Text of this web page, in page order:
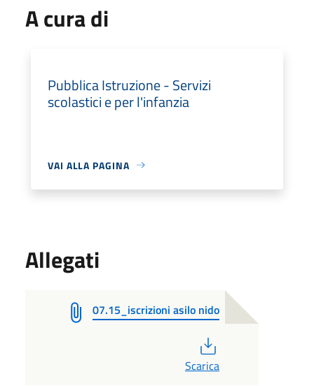
A cura di
Pubblica Istruzione - Servizi
scolastici e per l'infanzia
VAI ALLA PAGINA
Allegati
07.15_iscrizioni asilo nido
Scarica